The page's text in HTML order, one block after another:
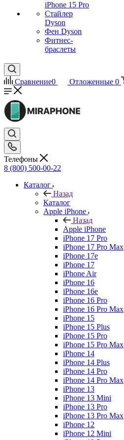
iPhone 15 Pro
Стайлер
Dyson
Фен Dyson
Фитнес-
браслеты
Сравнение0 Отложенные 0
Телефоны
8 (800) 500-00-22
Каталог
Назад
Каталог
Apple iPhone
Назад
Apple iPhone
iPhone 17 Pro
iPhone 17 Pro Max
iPhone 17e
iPhone 17
iPhone Air
iPhone 16
iPhone 16e
iPhone 16 Pro
iPhone 16 Pro Max
iPhone 15
iPhone 15 Plus
iPhone 15 Pro
iPhone 15 Pro Max
iPhone 14
iPhone 14 Plus
iPhone 14 Pro
iPhone 14 Pro Max
iPhone 13
iPhone 13 Mini
iPhone 13 Pro
iPhone 13 Pro Max
iPhone 12
iPhone 12 Mini